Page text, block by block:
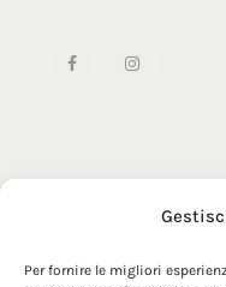
Per fornire le migliori
- 63900 - Fermo (FM) |